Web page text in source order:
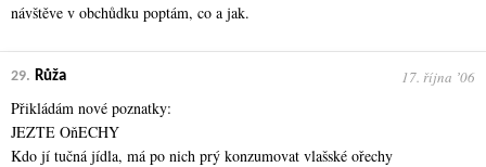
návštěve v obchůdku poptám, co a jak.
29. Růža 17. října ʼ06
Přikládám nové poznatky:
JEZTE OňECHY
Kdo jí tučná jídla, má po nich prý konzumovat vlašské ořechy